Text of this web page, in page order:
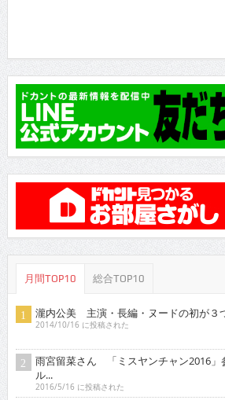
月間TOP10 総合TOP10
瀧内公美 主演・長編・ヌードの初が３
2014/10/16 に投稿された
雨宮留菜さん 「ミスヤンチャン2016」
ル...
2016/5/16 に投稿された